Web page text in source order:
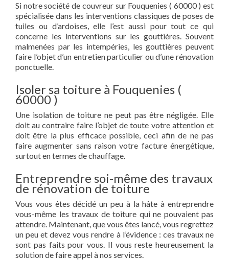
Si notre société de couvreur sur Fouquenies ( 60000 ) est
spécialisée dans les interventions classiques de poses de
tuiles ou d’ardoises, elle l’est aussi pour tout ce qui
concerne les interventions sur les gouttières. Souvent
malmenées par les intempéries, les gouttières peuvent
faire l’objet d’un entretien particulier ou d’une rénovation
ponctuelle.
Isoler sa toiture à Fouquenies (
60000 )
Une isolation de toiture ne peut pas être négligée. Elle
doit au contraire faire l’objet de toute votre attention et
doit être la plus efficace possible, ceci afin de ne pas
faire augmenter sans raison votre facture énergétique,
surtout en termes de chauffage.
Entreprendre soi-même des travaux
de rénovation de toiture
Vous vous êtes décidé un peu à la hâte à entreprendre
vous-même les travaux de toiture qui ne pouvaient pas
attendre. Maintenant, que vous êtes lancé, vous regrettez
un peu et devez vous rendre à l’évidence : ces travaux ne
sont pas faits pour vous. Il vous reste heureusement la
solution de faire appel à nos services.